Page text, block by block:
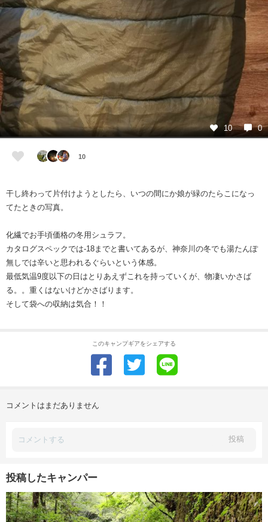
10 0
10
干し終わって片付けようとしたら、いつの間にか娘が緑のたらこになっ
てたときの写真。
化繊でお手頃価格の冬用シュラフ。
カタログスペックでは-18までと書いてあるが、神奈川の冬でも湯たんぽ
無しでは辛いと思われるぐらいという体感。
最低気温9度以下の日はとりあえずこれを持っていくが、物凄いかさば
る。。重くはないけどかさばります。
そして袋への収納は気合！！
このキャンプギアをシェアする
コメントはまだありません
投稿
投稿したキャンパー